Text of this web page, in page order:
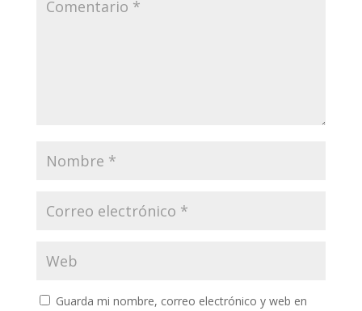
Guarda mi nombre, correo electrónico y web en